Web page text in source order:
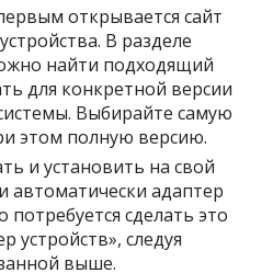
открывается сайт
В разделе
найти подходящий
для конкретной версии
Выбирайте самую
этом полную версию.
и установить на свой
автоматически адаптер
потребуется сделать это
устройств», следуя
выше.